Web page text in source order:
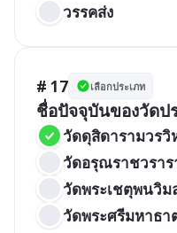
วรรคส่ง
# 17 เลือกประเภท
ชื่อปัจจุบันของวัดป
วัดดุสิดารามวรวิ
วัดอรุณราชวรา
วัดพระเชตุพนวิม
วัดพระศรีมหาธา